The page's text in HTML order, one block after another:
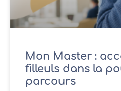
Mon Master :
filleuls dans la
parcours